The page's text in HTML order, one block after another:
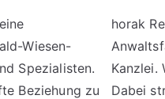
Wiesen-
Spezialisten.
Beziehung zu
horak
Kanzlei.
Dabei